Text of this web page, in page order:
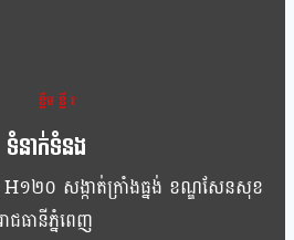
ខ្លឹម ខ្លី រហ័ស
ទំនាក់ទំនង
១២០ សង្កាត់ក្រាំងធ្នង់ ខណ្ឌសែនសុខ
រាជធានីភ្នំពេញ